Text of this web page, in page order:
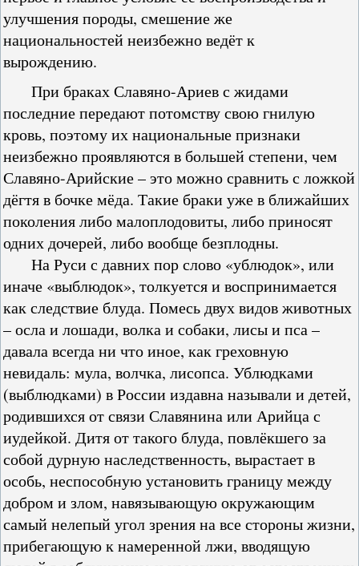
улучшения породы, смешение же
национальностей неизбежно ведёт к
вырождению.
При браках Славяно-Ариев с жидами
последние передают потомству свою гнилую
кровь, поэтому их национальные признаки
неизбежно проявляются в большей степени, чем
Славяно-Арийские – это можно сравнить с ложкой
дёгтя в бочке мёда. Такие браки уже в ближайших
поколения либо малоплодовиты, либо приносят
одних дочерей, либо вообще безплодны.
На Руси с давних пор слово «ублюдок», или
иначе «выблюдок», толкуется и воспринимается
как следствие блуда. Помесь двух видов животных
– осла и лошади, волка и собаки, лисы и пса –
давала всегда ни что иное, как греховную
невидаль: мула, волчка, лисопса. Ублюдками
(выблюдками) в России издавна называли и детей,
родившихся от связи Славянина или Арийца с
иудейкой. Дитя от такого блуда, повлёкшего за
собой дурную наследственность, вырастает в
особь, неспособную установить границу между
добром и злом, навязывающую окружающим
самый нелепый угол зрения на все стороны жизни,
прибегающую к намеренной лжи, вводящую